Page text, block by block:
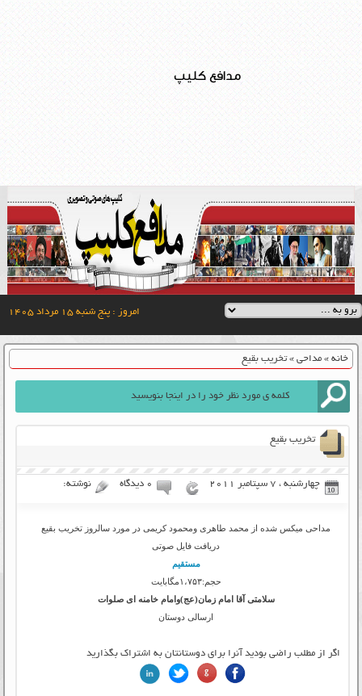
مدافع کلیپ
امروز : پنج شنبه ۱۵ مرداد ۱۴۰۵
خانه» مداحی»تخریب بقیع
تخریب بقیع
چهارشنبه ، 7 سپتامبر 2011 ۰ دیدگاه نوشته:
مداحی میکس شده از محمد طاهری ومحمود کریمی در مورد سالروز تخریب بقیع
دریافت فایل صوتی
مستقیم
حجم:۱،۷۵۳مگابایت
سلامتی آقا امام زمان(عج)وامام خامنه ای صلوات
ارسالی دوستان
اگر از مطلب راضی بودید آنرا برای دوستانتان به اشتراک بگذارید